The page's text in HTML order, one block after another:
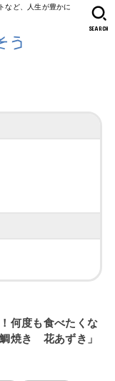
など、人生が豊かに
SEARCH
何度も食べたくな
焼き 花あずき」